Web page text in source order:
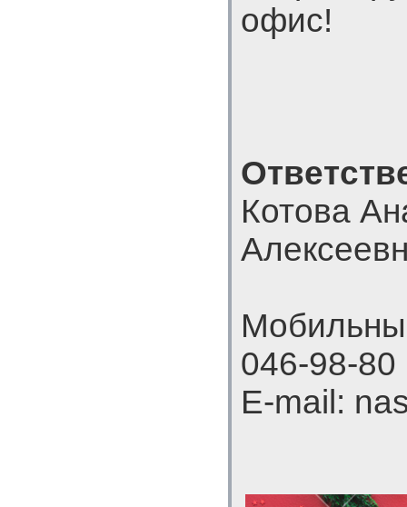
офис!
Котова
046-98-80
E-mail: